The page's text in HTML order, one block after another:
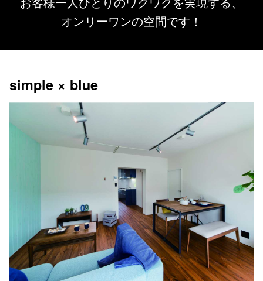
オンリーワンの空間です！
simple × blue